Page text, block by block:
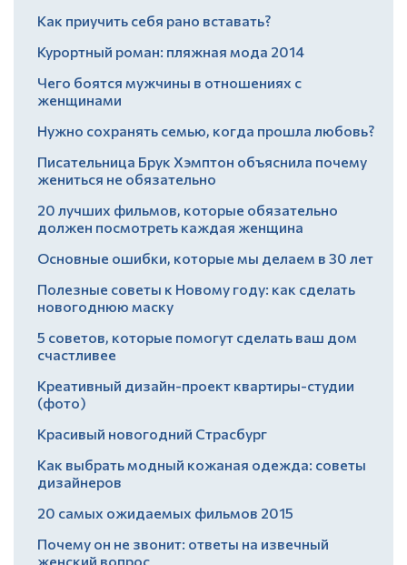
Как приучить себя рано вставать?
Курортный роман: пляжная мода 2014
Чего боятся мужчины в отношениях с
женщинами
Нужно сохранять семью, когда прошла любовь?
Писательница Брук Хэмптон объяснила почему
жениться не обязательно
20 лучших фильмов, которые обязательно
должен посмотреть каждая женщина
Основные ошибки, которые мы делаем в 30 лет
Полезные советы к Новому году: как сделать
новогоднюю маску
5 советов, которые помогут сделать ваш дом
счастливее
Креативный дизайн-проект квартиры-студии
(фото)
Красивый новогодний Страсбург
Как выбрать модный кожаная одежда: советы
дизайнеров
20 самых ожидаемых фильмов 2015
Почему он не звонит: ответы на извечный
женский вопрос